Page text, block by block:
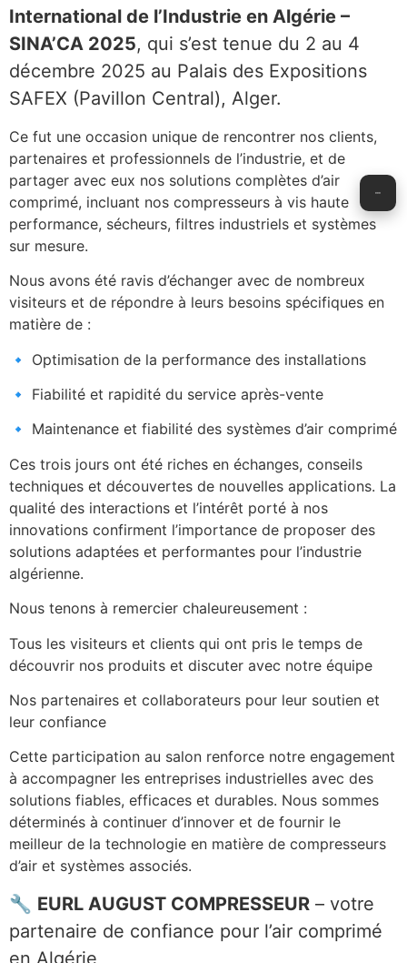
International de l’Industrie en Algérie –
SINA’CA 2025, qui s’est tenue du 2 au 4
décembre 2025 au Palais des Expositions
SAFEX (Pavillon Central), Alger.
Ce fut une occasion unique de rencontrer nos clients,
partenaires et professionnels de l’industrie, et de
partager avec eux nos solutions complètes d’air
comprimé, incluant nos compresseurs à vis haute
performance, sécheurs, filtres industriels et systèmes
sur mesure.
Nous avons été ravis d’échanger avec de nombreux
visiteurs et de répondre à leurs besoins spécifiques en
matière de :
🔹 Optimisation de la performance des installations
🔹 Fiabilité et rapidité du service après-vente
🔹 Maintenance et fiabilité des systèmes d’air comprimé
Ces trois jours ont été riches en échanges, conseils
techniques et découvertes de nouvelles applications. La
qualité des interactions et l’intérêt porté à nos
innovations confirment l’importance de proposer des
solutions adaptées et performantes pour l’industrie
algérienne.
Nous tenons à remercier chaleureusement :
Tous les visiteurs et clients qui ont pris le temps de
découvrir nos produits et discuter avec notre équipe
Nos partenaires et collaborateurs pour leur soutien et
leur confiance
Cette participation au salon renforce notre engagement
à accompagner les entreprises industrielles avec des
solutions fiables, efficaces et durables. Nous sommes
déterminés à continuer d’innover et de fournir le
meilleur de la technologie en matière de compresseurs
d’air et systèmes associés.
🔧 EURL AUGUST COMPRESSEUR – votre
partenaire de confiance pour l’air comprimé
en Algérie